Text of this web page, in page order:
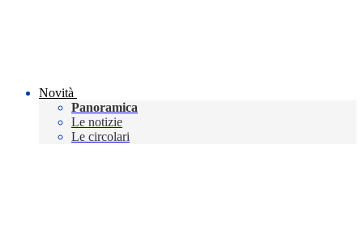
Novità
Panoramica
Le notizie
Le circolari